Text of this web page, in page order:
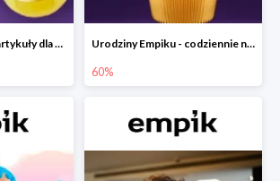
Urodziny Empiku - artykuły dla mamy i dziecka do -40% Urodziny Empiku - codziennie nowe okazje nawet do -60%
60%